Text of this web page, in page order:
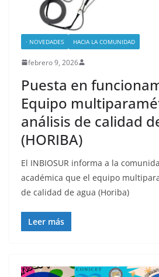
· NOVEDADES HACIA LA COMUNIDAD
febrero 9, 2026
Puesta en
Equipo
análisis de calidad
(HORIBA)
El INBIOSUR informa a la
académica que el equipo
de calidad de agua (Horiba)
Leer más